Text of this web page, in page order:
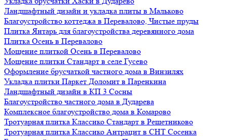
Ландшафтный дизайн и укладка плиты в Мальково
Благоустройство коттеджа в Перевалово, Чистые пруды
Плитка Янтарь для благоустройства деревянного дома
Плитка Осень в Перевалово
Мощение плиткой Осень в Перевалово
Мощение плитки Стандарт в селе Гусево
Оформление брусчаткой частного дома в Винзилях
Укладка плитки Паркет Доломит в Паренкина
Ландшафтный дизайн в КП 3 Сосны
Благоустройство частного дома в Дударева
Комплексное благоустройство дома в Комарово
Тротуарная плитка Классико Стандарт в Решетниково
Тротуарная плитка Классико Антрацит в СНТ Сосенка